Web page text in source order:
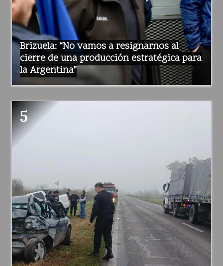
Brizuela: “No vamos a resignarnos al
cierre de una producción estratégica para
la Argentina”